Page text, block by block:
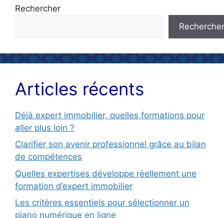
Rechercher
Rechercher
Articles récents
Déjà expert immobilier, quelles formations pour
aller plus loin ?
Clarifier son avenir professionnel grâce au bilan
de compétences
Quelles expertises développe réellement une
formation d’expert immobilier
Les critères essentiels pour sélectionner un
piano numérique en ligne